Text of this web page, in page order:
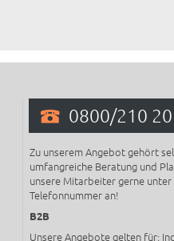
0800/210
Zu unserem Angebot gehört
umfangreiche Beratung und
unsere Mitarbeiter gerne
Telefonnummer an!
B2B
Unsere Angebote gelten für: